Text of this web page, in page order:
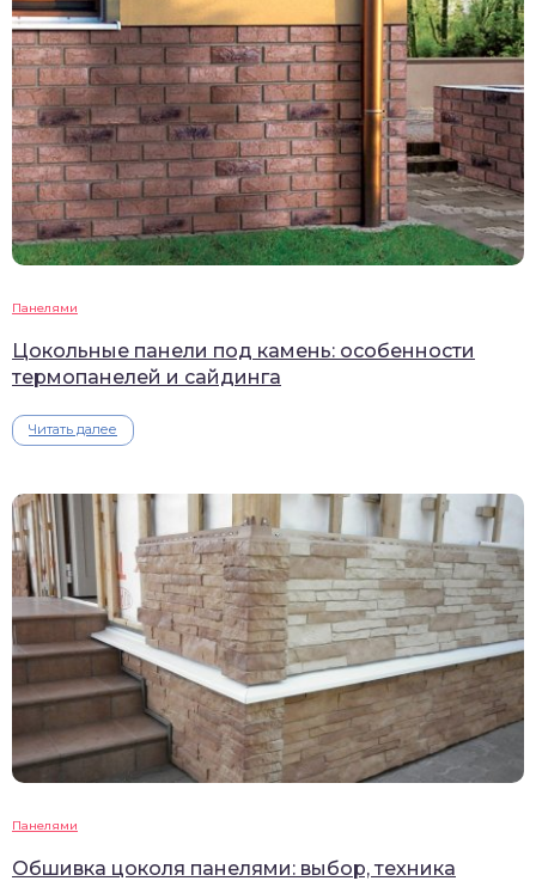
Панелями
Цокольные панели под камень: особенности
термопанелей и сайдинга
Читать далее
Панелями
Обшивка цоколя панелями: выбор, техника